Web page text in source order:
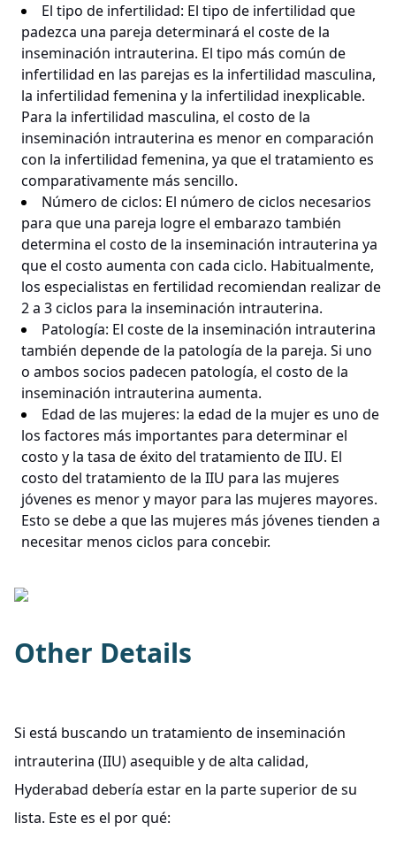
El tipo de infertilidad: El tipo de infertilidad que
padezca una pareja determinará el coste de la
inseminación intrauterina. El tipo más común de
infertilidad en las parejas es la infertilidad masculina,
la infertilidad femenina y la infertilidad inexplicable.
Para la infertilidad masculina, el costo de la
inseminación intrauterina es menor en comparación
con la infertilidad femenina, ya que el tratamiento es
comparativamente más sencillo.
Número de ciclos: El número de ciclos necesarios
para que una pareja logre el embarazo también
determina el costo de la inseminación intrauterina ya
que el costo aumenta con cada ciclo. Habitualmente,
los especialistas en fertilidad recomiendan realizar de
2 a 3 ciclos para la inseminación intrauterina.
Patología: El coste de la inseminación intrauterina
también depende de la patología de la pareja. Si uno
o ambos socios padecen patología, el costo de la
inseminación intrauterina aumenta.
Edad de las mujeres: la edad de la mujer es uno de
los factores más importantes para determinar el
costo y la tasa de éxito del tratamiento de IIU. El
costo del tratamiento de la IIU para las mujeres
jóvenes es menor y mayor para las mujeres mayores.
Esto se debe a que las mujeres más jóvenes tienden a
necesitar menos ciclos para concebir.
Other Details
Si está buscando un tratamiento de inseminación
intrauterina (IIU) asequible y de alta calidad,
Hyderabad debería estar en la parte superior de su
lista. Este es el por qué: